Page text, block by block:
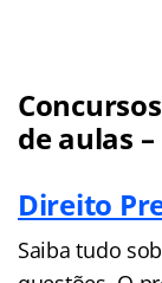
de aulas
Direito
Saiba tudo